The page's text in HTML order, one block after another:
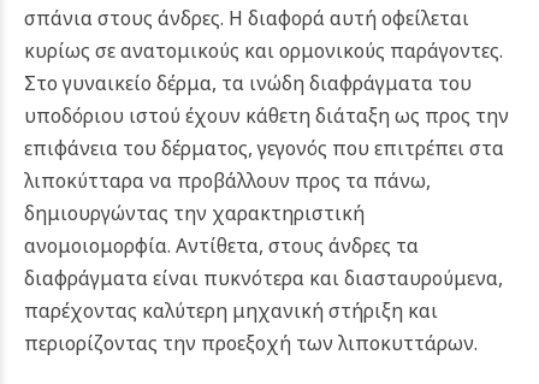
σπάνια στους άνδρες. Η διαφορά αυτή οφείλεται
κυρίως σε ανατομικούς και ορμονικούς παράγοντες.
Στο γυναικείο δέρμα, τα ινώδη διαφράγματα του
υποδόριου ιστού έχουν κάθετη διάταξη ως προς την
επιφάνεια του δέρματος, γεγονός που επιτρέπει στα
λιποκύτταρα να προβάλλουν προς τα πάνω,
δημιουργώντας την χαρακτηριστική
ανομοιομορφία. Αντίθετα, στους άνδρες τα
διαφράγματα είναι πυκνότερα και διασταυρούμενα,
παρέχοντας καλύτερη μηχανική στήριξη και
περιορίζοντας την προεξοχή των λιποκυττάρων.